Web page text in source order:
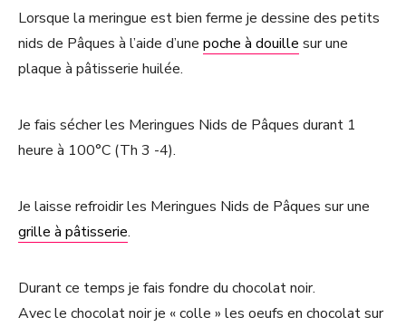
Lorsque la meringue est bien ferme je dessine des petits
nids de Pâques à l’aide d’une poche à douille sur une
plaque à pâtisserie huilée.
Je fais sécher les Meringues Nids de Pâques durant 1
heure à 100°C (Th 3 -4).
Je laisse refroidir les Meringues Nids de Pâques sur une
grille à pâtisserie.
Durant ce temps je fais fondre du chocolat noir.
Avec le chocolat noir je « colle » les oeufs en chocolat sur